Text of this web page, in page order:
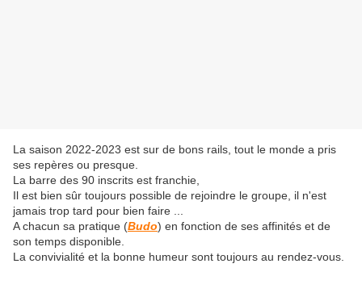
La saison 2022-2023 est sur de bons rails, tout le monde a pris
ses repères ou presque.
La barre des 90 inscrits est franchie,
Il est bien sûr toujours possible de rejoindre le groupe, il n'est
jamais trop tard pour bien faire ...
A chacun sa pratique (Budo) en fonction de ses affinités et de
son temps disponible.
La convivialité et la bonne humeur sont toujours au rendez-vous.